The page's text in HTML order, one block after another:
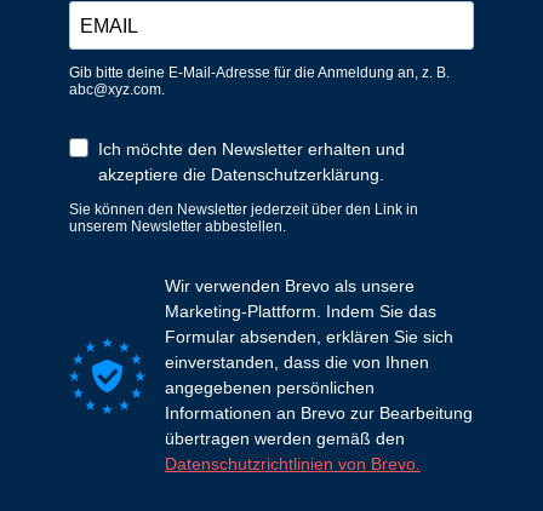
Gib bitte deine E-Mail-Adresse für die Anmeldung an, z. B.
abc@xyz.com.
Ich möchte den Newsletter erhalten und
akzeptiere die Datenschutzerklärung.
Sie können den Newsletter jederzeit über den Link in
unserem Newsletter abbestellen.
Wir verwenden Brevo als unsere
Marketing-Plattform. Indem Sie das
Formular absenden, erklären Sie sich
einverstanden, dass die von Ihnen
angegebenen persönlichen
Informationen an Brevo zur Bearbeitung
übertragen werden gemäß den
Datenschutzrichtlinien von Brevo.